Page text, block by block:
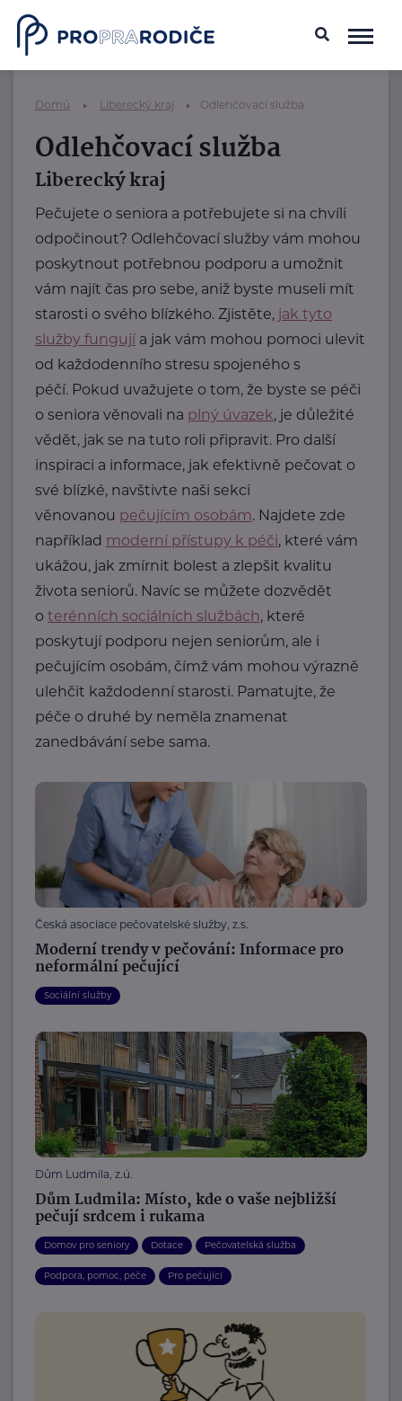
Domů Liberecký kraj Odlehčovací služba
Odlehčovací služba
Liberecký kraj
Pečujete o seniora a potřebujete si na chvíli
odpočinout? Odlehčovací služby vám mohou
poskytnout potřebnou podporu a umožnit
vám najít čas pro sebe, aniž byste museli mít
starosti o svého blízkého. Zjistěte, jak tyto
služby fungují a jak vám mohou pomoci ulevit
od každodenního stresu spojeného s
péčí. Pokud uvažujete o tom, že byste se péči
o seniora věnovali na plný úvazek, je důležité
vědět, jak se na tuto roli připravit. Pro další
inspiraci a informace, jak efektivně pečovat o
své blízké, navštivte naši sekci
věnovanou pečujícím osobám. Najdete zde
například moderní přístupy k péči, které vám
ukážou, jak zmírnit bolest a zlepšit kvalitu
života seniorů. Navíc se můžete dozvědět
o terénních sociálních službách, které
poskytují podporu nejen seniorům, ale i
pečujícím osobám, čímž vám mohou výrazně
ulehčit každodenní starosti. Pamatujte, že
péče o druhé by neměla znamenat
zanedbávání sebe sama.
Česká asociace pečovatelské služby, z.s.
Moderní trendy v pečování: Informace pro
neformální pečující
Sociální služby
Dům Ludmila, z.ú.
Dům Ludmila: Místo, kde o vaše nejbližší
pečují srdcem i rukama
Domov pro seniory Dotace Pečovatelská služba
Podpora, pomoc, péče Pro pečující